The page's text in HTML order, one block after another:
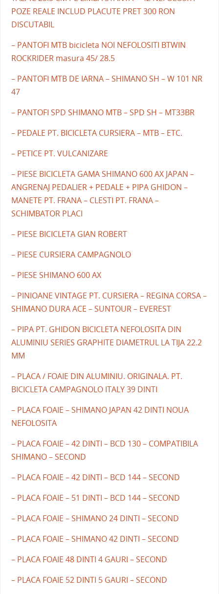
POZE REALE INCLUD PLACUTE PRET 300 RON
DISCUTABIL
– PANTOFI MTB bicicleta NOI NEFOLOSITI BTWIN
ROCKRIDER masura 45/ 28.5
– PANTOFI MTB DE IARNA – SHIMANO SH – W 101 NR
47
– PANTOFI SPD SHIMANO MTB – SPD SH – MT33BR
– PEDALE PT. BICICLETA CURSIERA – MTB – ETC.
– PETICE PT. VULCANIZARE
– PIESE BICICLETA GAMA SHIMANO 600 AX JAPAN –
ANGRENAJ PEDALIER + PEDALE + PIPA GHIDON –
MANETE PT. FRANA – CLESTI PT. FRANA –
SCHIMBATOR PLACI
– PIESE BICICLETA GIAN ROBERT
– PIESE CURSIERA CAMPAGNOLO
– PIESE SHIMANO 600 AX
– PINIOANE VINTAGE PT. CURSIERA – REGINA CORSA –
SHIMANO DURA ACE – SUNTOUR – EVEREST
– PIPA PT. GHIDON BICICLETA NEFOLOSITA DIN
ALUMINIU SERIES GRAPHITE DIAMETRUL LA TIJA 22.2
MM
– PLACA / FOAIE DIN ALUMINIU. ORIGINALA. PT.
BICICLETA CAMPAGNOLO ITALY 39 DINTI
– PLACA FOAIE – SHIMANO JAPAN 42 DINTI NOUA
NEFOLOSITA
– PLACA FOAIE – 42 DINTI – BCD 130 – COMPATIBILA
SHIMANO – SECOND
– PLACA FOAIE – 42 DINTI – BCD 144 – SECOND
– PLACA FOAIE – 51 DINTI – BCD 144 – SECOND
– PLACA FOAIE – SHIMANO 24 DINTI – SECOND
– PLACA FOAIE – SHIMANO 42 DINTI – SECOND
– PLACA FOAIE 48 DINTI 4 GAURI – SECOND
– PLACA FOAIE 52 DINTI 5 GAURI – SECOND